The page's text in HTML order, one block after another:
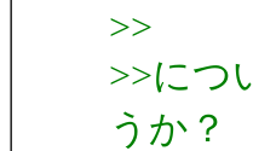
>>
>>につ
うか？